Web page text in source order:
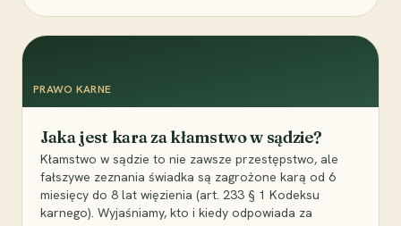
PRAWO KARNE
Jaka jest kara za kłamstwo w sądzie?
Kłamstwo w sądzie to nie zawsze przestępstwo, ale
fałszywe zeznania świadka są zagrożone karą od 6
miesięcy do 8 lat więzienia (art. 233 § 1 Kodeksu
karnego). Wyjaśniamy, kto i kiedy odpowiada za